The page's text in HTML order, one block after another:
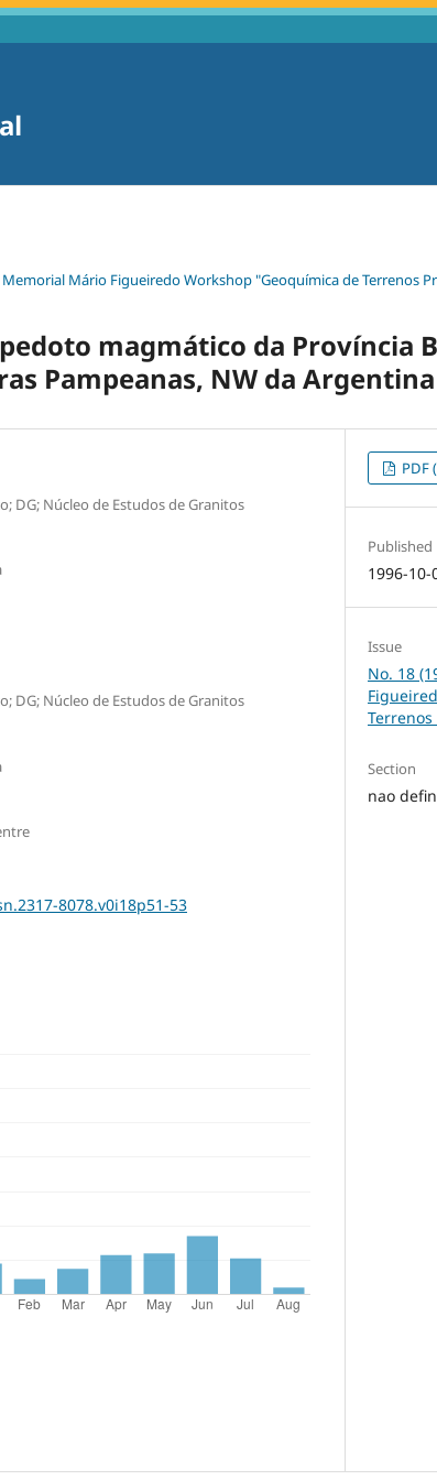
Memorial Mário Figueiredo Workshop "Geoquímica de Terrenos
magmático da Província
Pampeanas, NW da Argentina
DG; Núcleo de Estudos de Granitos
DG; Núcleo de Estudos de Granitos
8078.v0i18p51-53
PDF
Published
1996-10-
Issue
No. 18
Section
nao